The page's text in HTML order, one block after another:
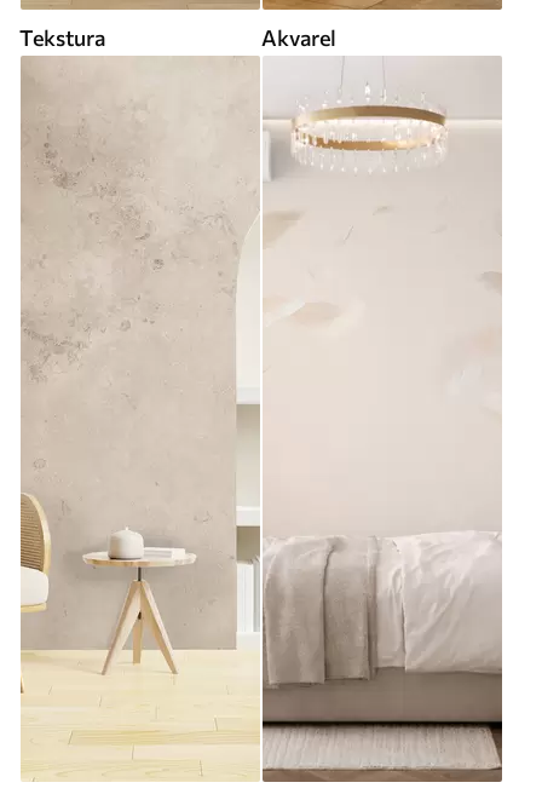
Tekstura Akvarel